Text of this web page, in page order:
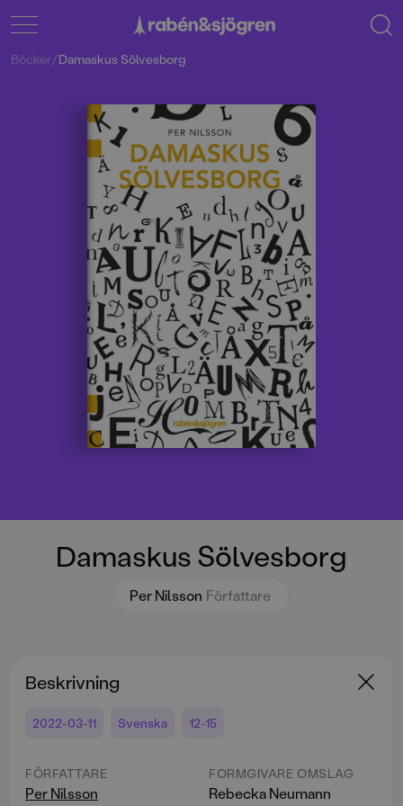
Damaskus Sölvesborg
Per Nilsson Författare
Böcker/Damaskus Sölvesborg
Beskrivning
2022-03-11 Svenska 12-15
FÖRFATTARE
Per Nilsson
FORMGIVARE OMSLAG
Rebecka Neumann